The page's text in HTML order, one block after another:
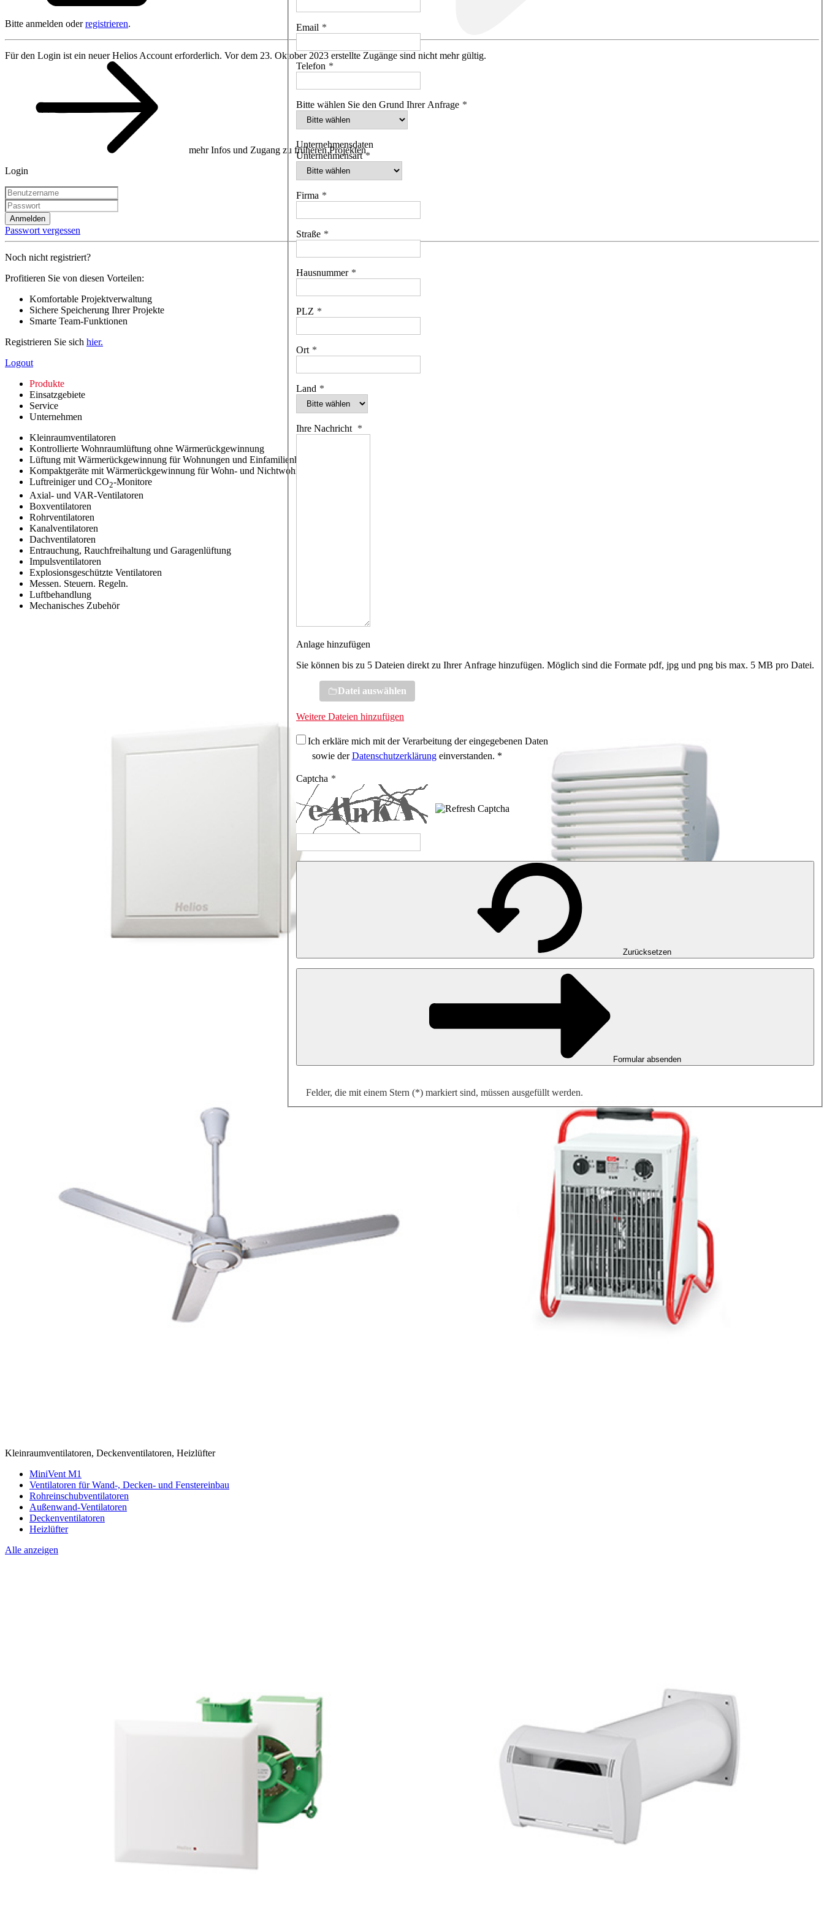
Bitte anmelden oderregistrieren.
Für den Login ist ein neuer Helios Account erforderlich. Vor dem 23. Oktober 2023 erstellte Zugänge sind nicht mehr gültig.
mehr Infos und Zugang zu früheren Projekten
Login
Anmelden
Passwort vergessen
Noch nicht registriert?
Profitieren Sie von diesen Vorteilen:
Komfortable Projektverwaltung
Sichere Speicherung Ihrer Projekte
Smarte Team-Funktionen
Registrieren Sie sich hier.
Logout
Produkte
Einsatzgebiete
Service
Unternehmen
Kleinraumventilatoren
Kontrollierte Wohnraumlüftung ohne Wärmerückgewinnung
Lüftung mit Wärmerückgewinnung für Wohnungen und Einfamilienhäuser
Kompaktgeräte mit Wärmerückgewinnung für Wohn- und Nichtwohngebäude
Luftreiniger und CO2-Monitore
Axial- und VAR-Ventilatoren
Boxventilatoren
Rohrventilatoren
Kanalventilatoren
Dachventilatoren
Entrauchung, Rauchfreihaltung und Garagenlüftung
Impulsventilatoren
Explosionsgeschützte Ventilatoren
Messen. Steuern. Regeln.
Luftbehandlung
Mechanisches Zubehör
Kleinraumventilatoren, Deckenventilatoren, Heizlüfter
MiniVent M1
Ventilatoren für Wand-, Decken- und Fenstereinbau
Rohreinschubventilatoren
Außenwand-Ventilatoren
Deckenventilatoren
Heizlüfter
Alle anzeigen
Email
Telefon
Bitte wählen Sie den Grund Ihrer Anfrage
Unternehmensdaten
Unternehmensart
Firma
Straße
Hausnummer
PLZ
Ort
Land
Ihre Nachricht
Anlage hinzufügen
Sie können bis zu 5 Dateien direkt zu Ihrer Anfrage hinzufügen. Möglich sind die Formate pdf, jpg und png bis max. 5 MB pro Datei.
Datei auswählen
Weitere Dateien hinzufügen
Ich erkläre mich mit der Verarbeitung der eingegebenen Daten
sowie derDatenschutzerklärungeinverstanden. *
Captcha
Zurücksetzen
Formular absenden
Felder, die mit einem Stern (*) markiert sind, müssen ausgefüllt werden.